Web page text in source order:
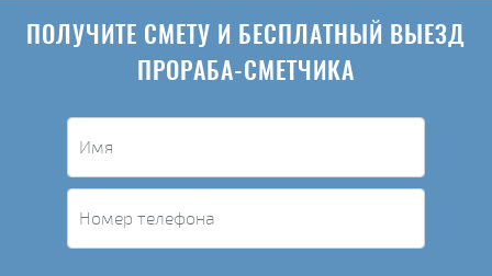
ПОЛУЧИТЕ СМЕТУ И БЕСПЛАТНЫЙ ВЫЕЗД
ПРОРАБА-СМЕТЧИКА